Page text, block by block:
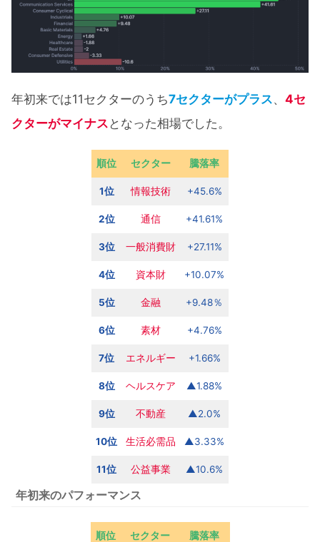
年初来では11セクターのうち7セクターがプラス、 4セ
クターがマイナス となった相場でした。
順位 セクター 騰落率
1位 情報技術 +45.6%
2位 通信 +41.61%
3位 一般消費財 +27.11%
4位 資本財 +10.07%
5位 金融 +9.48％
6位 素材 +4.76%
7位 エネルギー +1.66%
8位 ヘルスケア ▲1.88%
9位 不動産 ▲2.0%
10位 生活必需品 ▲3.33%
11位 公益事業 ▲10.6%
年初来のパフォーマンス
順位 セクター 騰落率